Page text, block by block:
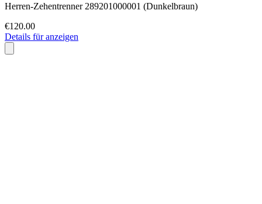
Herren-Zehentrenner 289201000001 (Dunkelbraun)
€120.00
Details für anzeigen